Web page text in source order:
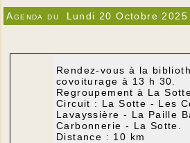
Agenda du Lundi 20 Octobre 2025
Rendez-vous à la
covoiturage à 13 h 30.
Regroupement à La
Circuit : La Sotte - Les
Lavayssière - La Paille
Carbonnerie - La Sotte.
Distance : 10 km